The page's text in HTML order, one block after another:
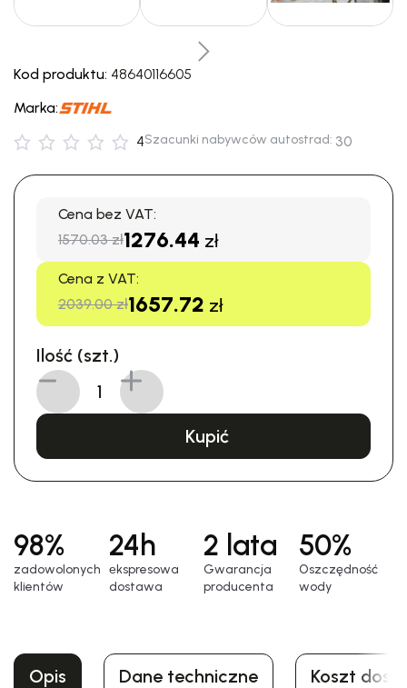
Kod produktu: 48640116605
Marka:
4Szacunki nabywców autostrad: 30
Cena bez VAT:
1570.03 zł1276.44 zł
Cena z VAT:
2039.00 zł1657.72 zł
Ilość (szt.)
Kupić
98%
zadowolonych
klientów
24h
еkspresowa
dostawa
2 lata
Gwarancja
producenta
50%
Oszczędność
wody
Opis Dane techniczne Koszt